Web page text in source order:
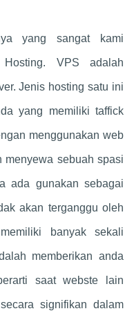
yang sangat kami
VPS adalah
Jenis hosting satu ini
yang memiliki taffick
menggunakan web
menyewa sebuah spasi
ada gunakan sebagai
akan terganggu oleh
banyak sekali
memberikan anda
saat webste lain
signifikan dalam